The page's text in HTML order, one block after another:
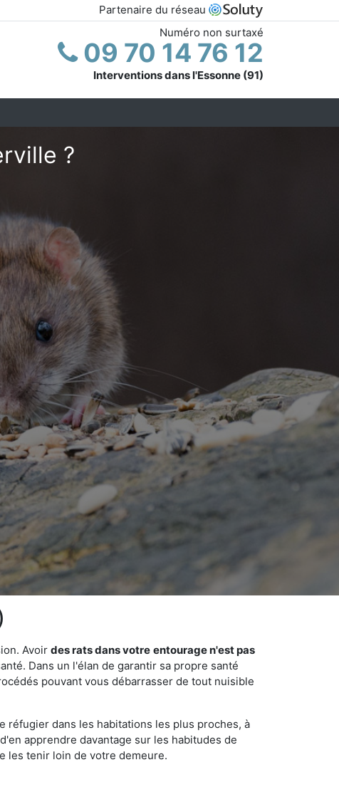
Partenaire du réseau
Numéro non surtaxé
09 70 14 76 12
Interventions dans l'Essonne (91)
?
Avoir des rats dans votre entourage n'est pas
Dans un l'élan de garantir sa propre santé
pouvant vous débarrasser de tout nuisible
réfugier dans les habitations les plus proches, à
apprendre davantage sur les habitudes de
les tenir loin de votre demeure.